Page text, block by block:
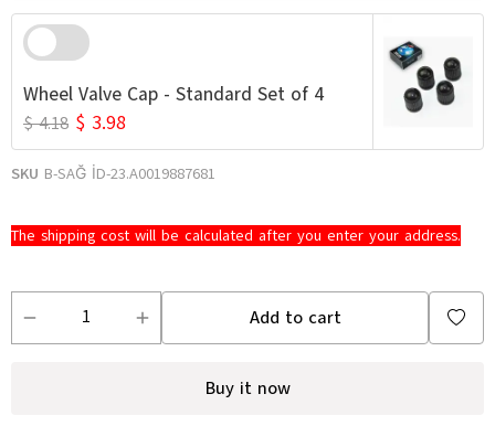
Wheel Valve Cap - Standard Set of 4
$ 4.18 $ 3.98
SKU B-SAĞ İD-23.A0019887681
The shipping cost will be calculated after you enter your address.
Add to cart
Buy it now